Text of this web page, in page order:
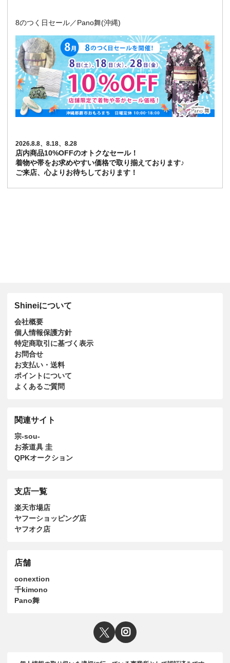
8のつく日セール／Pano舞(沖縄)
2026.8.8、8.18、8.28
店内商品10%OFFのオトクなセール！
着物や帯をお求めやすい価格で取り揃えております♪
ご来店、心よりお待ちしております！
Shineiについて
会社概要
個人情報保護方針
特定商取引に基づく表示
お問合せ
お支払い・送料
ポイントについて
よくあるご質問
関連サイト
宗-sou-
お茶道具 圭
QPKオークション
支店一覧
楽天市場店
ヤフーショッピング店
ヤフオク店
店舗
conextion
千kimono
Pano舞